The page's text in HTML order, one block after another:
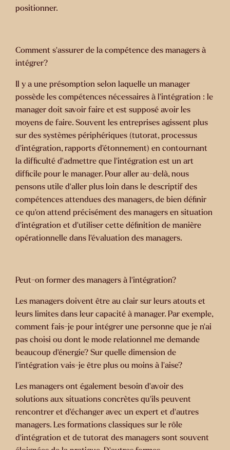
positionner.
Comment s’assurer de la compétence des managers à
intégrer?
Il y a une présomption selon laquelle un manager
possède les compétences nécessaires à l’intégration : le
manager doit savoir faire et est supposé avoir les
moyens de faire. Souvent les entreprises agissent plus
sur des systèmes périphériques (tutorat, processus
d’intégration, rapports d’étonnement) en contournant
la difficulté d’admettre que l’intégration est un art
difficile pour le manager. Pour aller au-delà, nous
pensons utile d’aller plus loin dans le descriptif des
compétences attendues des managers, de bien définir
ce qu’on attend précisément des managers en situation
d’intégration et d'utiliser cette définition de manière
opérationnelle dans l’évaluation des managers.
Peut-on former des managers à l’intégration?
Les managers doivent être au clair sur leurs atouts et
leurs limites dans leur capacité à manager. Par exemple,
comment fais-je pour intégrer une personne que je n’ai
pas choisi ou dont le mode relationnel me demande
beaucoup d’énergie? Sur quelle dimension de
l’intégration vais-je être plus ou moins à l’aise?
Les managers ont également besoin d’avoir des
solutions aux situations concrètes qu’ils peuvent
rencontrer et d’échanger avec un expert et d’autres
managers. Les formations classiques sur le rôle
d’intégration et de tutorat des managers sont souvent